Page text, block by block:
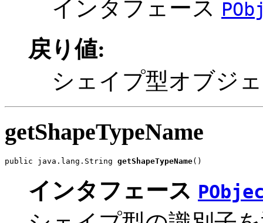
インタフェース
戻り値:
シェイプ型オブジ
getShapeTypeName
public java.lang.String getShapeTypeName()
インタフェース